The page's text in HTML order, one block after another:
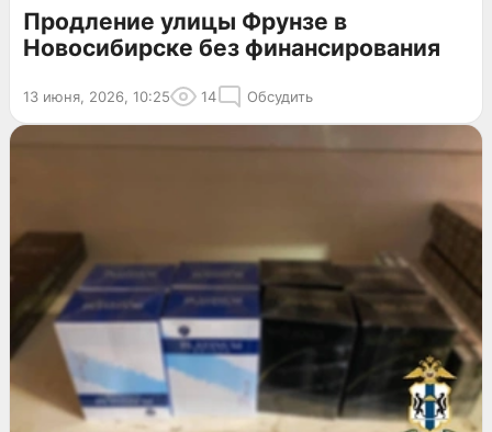
Продление улицы Фрунзе в
Новосибирске без финансирования
13 июня, 2026, 10:25 14 Обсудить